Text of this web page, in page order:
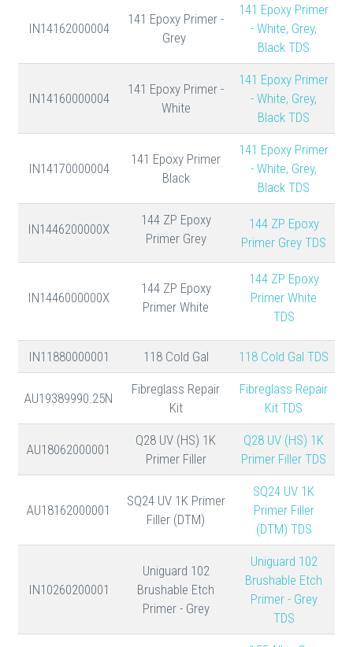
IN14162000004
141 Epoxy Primer -
Grey
141 Epoxy Primer
- White, Grey,
Black TDS
IN14160000004
141 Epoxy Primer -
White
141 Epoxy Primer
- White, Grey,
Black TDS
IN14170000004
141 Epoxy Primer
Black
141 Epoxy Primer
- White, Grey,
Black TDS
IN1446200000X
144 ZP Epoxy
Primer Grey
144 ZP Epoxy
Primer Grey TDS
IN1446000000X
144 ZP Epoxy
Primer White
144 ZP Epoxy
Primer White
TDS
IN11880000001 118 Cold Gal 118 Cold Gal TDS
AU19389990.25N
Fibreglass Repair
Kit
Fibreglass Repair
Kit TDS
AU18062000001
Q28 UV (HS) 1K
Primer Filler
Q28 UV (HS) 1K
Primer Filler TDS
AU18162000001
SQ24 UV 1K Primer
Filler (DTM)
SQ24 UV 1K
Primer Filler
(DTM) TDS
IN10260200001
Uniguard 102
Brushable Etch
Primer - Grey
Uniguard 102
Brushable Etch
Primer - Grey
TDS